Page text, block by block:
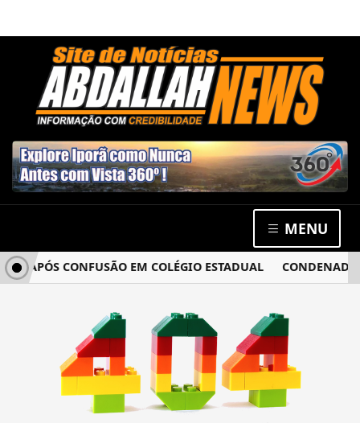
MENU
APÓS CONFUSÃO EM COLÉGIO ESTADUAL CONDENADO